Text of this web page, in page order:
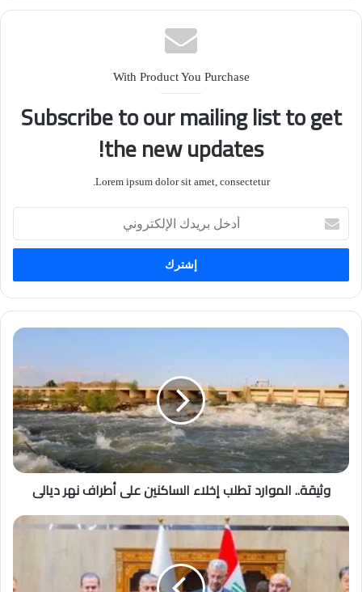
With Product You Purchase
Subscribe to our mailing list to get
the new updates!
Lorem ipsum dolor sit amet, consectetur.
بريدك
الإلكتروني
وثيقة.. الموارد تطلب إخلاء الساكنين على أطراف نهر ديالى